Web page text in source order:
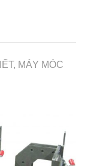
MÁY MÓC